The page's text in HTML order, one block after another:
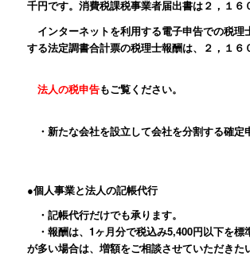
千円です。消費税課税事業者届出書は２，１６
インターネットを利用する電子申告での税理
する法定調書合計票の税理士報酬は、２，１６
法人の税申告もご覧ください。
・新たな会社を設立して会社を分割する確定
●個人事業と法人の記帳代行
・記帳代行だけでも承ります。
・報酬は、1ヶ月分で税込み5,400円以下を標
が多い場合は、増額をご相談させていただきた